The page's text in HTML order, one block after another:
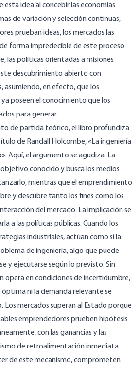
idea al concebir las economías
de variación y selección continuas,
prueban ideas, los mercados las
forma impredecible de este proceso
las políticas orientadas a misiones
descubrimiento abierto con
asumiendo, en efecto, que los
poseen el conocimiento que los
para generar.
de partida teórico, el libro profundiza
de Randall Holcombe, «La ingeniería
Aquí, el argumento se agudiza. La
conocido y busca los medios
mientras que el emprendimiento
y descubre tanto los fines como los
del mercado. La implicación se
a las políticas públicas. Cuando los
industriales, actúan como si la
de ingeniería, algo que puede
y ejecutarse según lo previsto. Sin
opera en condiciones de incertidumbre,
ni la demanda relevante se
Los mercados superan al Estado porque
emprendedores prueben hipótesis
con las ganancias y las
de retroalimentación inmediata.
de este mecanismo, comprometen